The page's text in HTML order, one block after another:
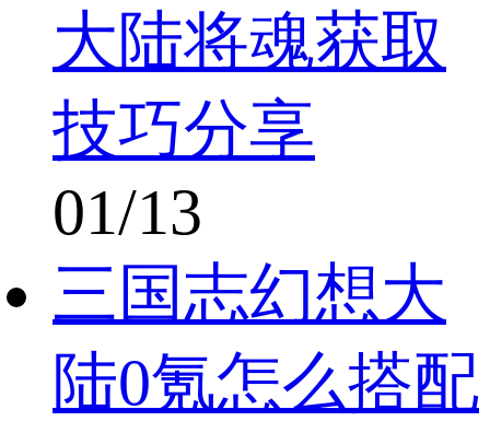
大陆将魂获取
技巧分享
01/13
三国志幻想大
陆0氪怎么搭配